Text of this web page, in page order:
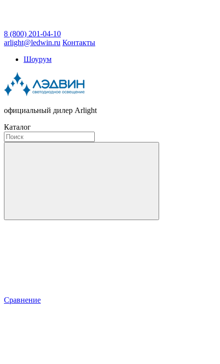
8 (800) 201-04-10
arlight@ledwin.ru Контакты
Шоурум
официальный дилер Arlight
Каталог
Сравнение